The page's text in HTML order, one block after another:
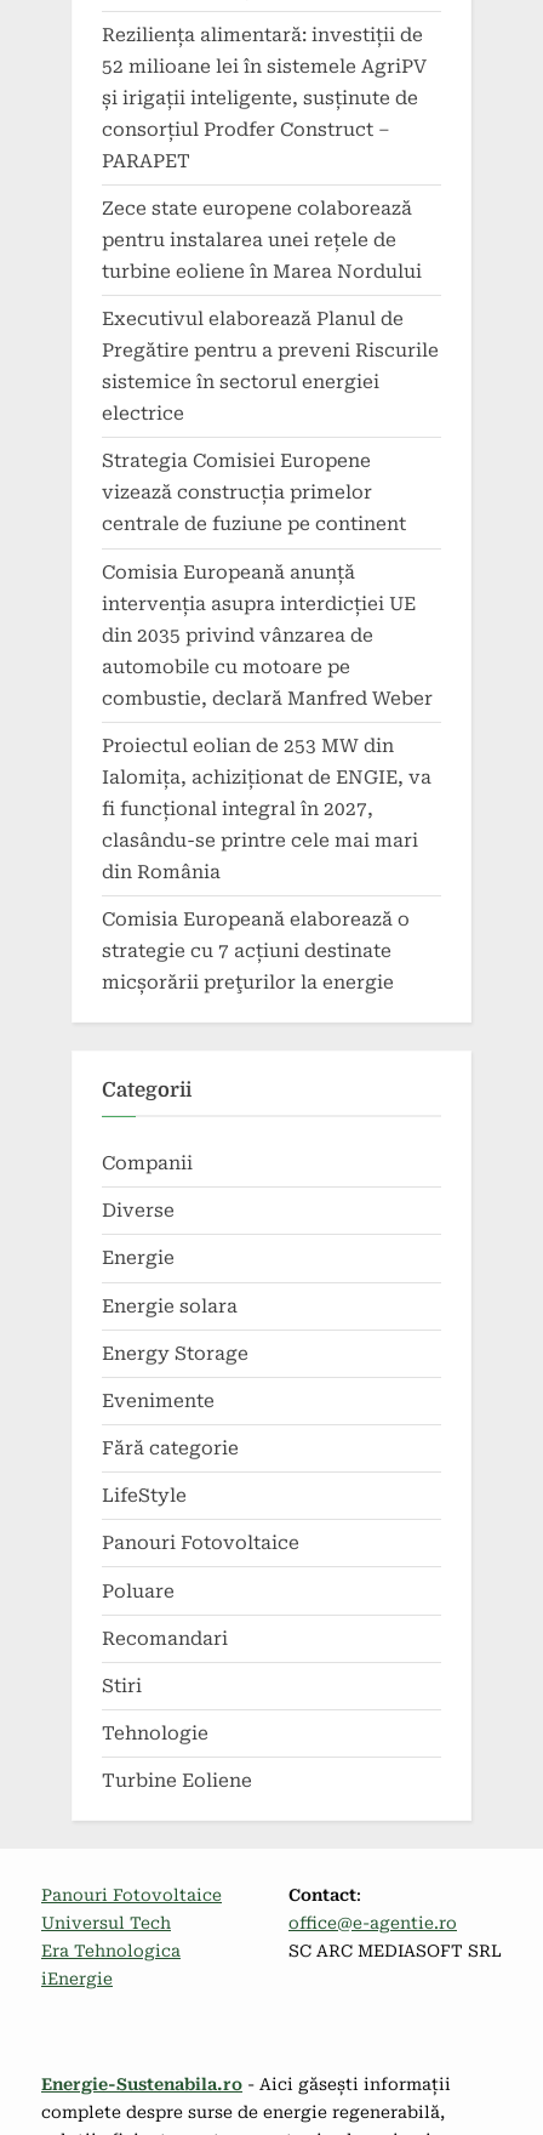
Reziliența alimentară: investiții de
52 milioane lei în sistemele AgriPV
și irigații inteligente, susținute de
consorțiul Prodfer Construct –
PARAPET
Zece state europene colaborează
pentru instalarea unei rețele de
turbine eoliene în Marea Nordului
Executivul elaborează Planul de
Pregătire pentru a preveni Riscurile
sistemice în sectorul energiei
electrice
Strategia Comisiei Europene
vizează construcția primelor
centrale de fuziune pe continent
Comisia Europeană anunță
intervenția asupra interdicției UE
din 2035 privind vânzarea de
automobile cu motoare pe
combustie, declară Manfred Weber
Proiectul eolian de 253 MW din
Ialomița, achiziționat de ENGIE, va
fi funcțional integral în 2027,
clasându-se printre cele mai mari
din România
Comisia Europeană elaborează o
strategie cu 7 acțiuni destinate
micșorării preţurilor la energie
Categorii
Companii
Diverse
Energie
Energie solara
Energy Storage
Evenimente
Fără categorie
LifeStyle
Panouri Fotovoltaice
Poluare
Recomandari
Stiri
Tehnologie
Turbine Eoliene
Panouri Fotovoltaice
Universul Tech
Era Tehnologica
iEnergie
Contact:
office@e-agentie.ro
SC ARC MEDIASOFT SRL
Energie-Sustenabila.ro - Aici găsești informații
complete despre surse de energie regenerabilă,